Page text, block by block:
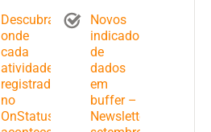
Descubra
onde
cada
atividade
registrada
no
OnStatus
Novos
indicadores
de
dados
em
buffer –
Newsletter